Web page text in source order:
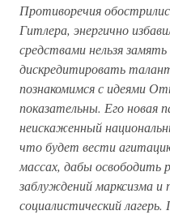
Противоречия
Гитлера, энергично
средствами нельзя
дискредитировать
познакомимся с идеями
показательны. Его новая
неискаженный
что будет вести
массах, дабы освободить
заблуждений марксизма и
социалистический